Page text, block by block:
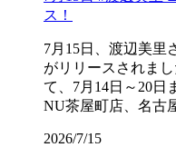
ス！
7月15日、渡辺美里
がリリースされま
て、7月14日～20日
NU茶屋町店、名
2026/7/15